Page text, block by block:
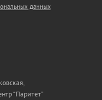
данных
“Паритет”